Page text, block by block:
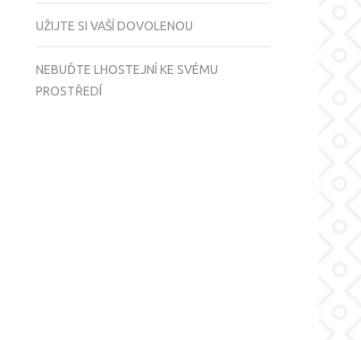
UŽIJTE SI VAŠÍ DOVOLENOU
NEBUĎTE LHOSTEJNÍ KE SVÉMU
PROSTŘEDÍ